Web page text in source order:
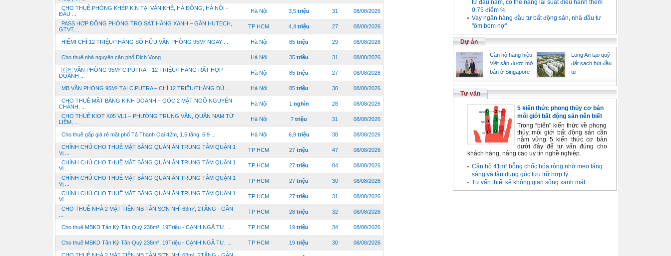
CHO THUÊ PHÒNG KHÉP KÍN TẠI VĂN KHÊ, HÀ ĐÔNG, HÀ NỘI -
ĐẦU ...
Hà Nội 3,5 triệu 31 08/08/2026
PASS HỢP ĐỒNG PHÒNG TRỌ SÁT HÀNG XANH – GẦN HUTECH,
GTVT, ...
TP HCM 4,4 triệu 27 08/08/2026
HIẾM! CHỈ 12 TRIỆU/THÁNG SỞ HỮU VĂN PHÒNG 95M² NGAY ... Hà Nội 85 triệu 29 08/08/2026
Cho thuê nhà nguyên căn phố Dịch Vọng. Hà Nội 35 triệu 31 08/08/2026
🇰🇷 VĂN PHÒNG 95M² CIPUTRA – 12 TRIỆU/THÁNG RẤT HỢP
DOANH ...
Hà Nội 85 triệu 27 08/08/2026
MB VĂN PHÒNG 95M² TẠI CIPUTRA – CHỈ 12 TRIỆU/THÁNG ĐỦ ... Hà Nội 85 triệu 30 08/08/2026
CHO THUÊ MẶT BẰNG KINH DOANH – GÓC 2 MẶT NGÕ NGUYỄN
CHÁNH, ...
Hà Nội 1 nghìn 28 08/08/2026
CHO THUÊ KIOT K05 VL1 – PHƯỜNG TRUNG VĂN, QUẬN NAM TỪ
LIÊM, ...
Hà Nội 7 triệu 31 08/08/2026
Cho thuê gấp giá rẻ mặt phố Tả Thanh Oai 42m, 1.5 tầng, 6.9 ... Hà Nội 6,9 triệu 38 08/08/2026
CHÍNH CHỦ CHO THUÊ MẶT BẰNG QUÁN ĂN TRUNG TÂM QUẬN 1
Vị ...
TP HCM 27 triệu 47 08/08/2026
CHÍNH CHỦ CHO THUÊ MẶT BẰNG QUÁN ĂN TRUNG TÂM QUẬN 1
Vị ...
TP HCM 27 triệu 84 08/08/2026
CHÍNH CHỦ CHO THUÊ MẶT BẰNG QUÁN ĂN TRUNG TÂM QUẬN 1
Vị ...
TP HCM 27 triệu 30 08/08/2026
CHÍNH CHỦ CHO THUÊ MẶT BẰNG QUÁN ĂN TRUNG TÂM QUẬN 1
Vị ...
TP HCM 27 triệu 31 08/08/2026
CHO THUÊ NHÀ 2 MẶT TIỀN NB TÂN SƠN NHÌ 63m², 2TẦNG - GẦN
TP HCM 28 triệu 32 08/08/2026
Cho thuê MBKD Tân Kỳ Tân Quý 238m², 19Triệu - CẠNH NGÃ TƯ, ... TP HCM 19 triệu 34 08/08/2026
Cho thuê MBKD Tân Kỳ Tân Quý 238m², 19Triệu - CẠNH NGÃ TƯ, ... TP HCM 19 triệu 30 08/08/2026
từ đầu năm, có thể nâng lãi suất điều hành thêm
0,75 điểm %
Vay ngân hàng đầu tư bất động sản, nhà đầu tư
"ôm bom nợ"
Dự án
Căn hộ hàng hiệu
Việt sắp được mở
bán ở Singapore
Long An tạo quỹ
đất sạch hút đầu
tư
Tư vấn
5 kiến thức phong thủy cơ bản
môi giới bất động sản nên biết
Trong “biển” kiến thức về phong
thủy, môi giới bất động sản cần
nắm vững 5 kiến thức cơ bản
dưới đây để tư vấn đúng cho
khách hàng, nâng cao uy tín nghề nghiệp.
Căn hộ 41m² bỗng chốc hóa rộng nhờ mẹo tăng
sáng và tận dụng góc lưu trữ hợp lý
Tư vấn thiết kế không gian sống xanh mát